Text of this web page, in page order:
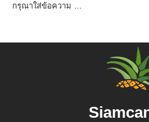
กรุณาใส่ข้อความ …